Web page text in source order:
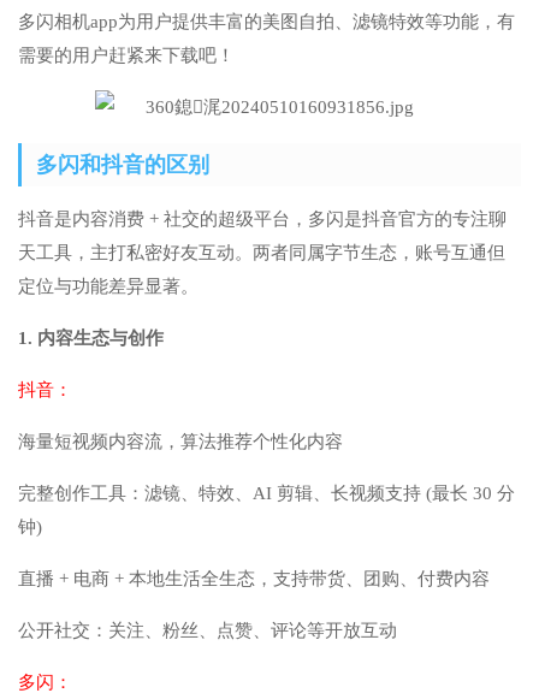
多闪相机app为用户提供丰富的美图自拍、滤镜特效等功能，有
需要的用户赶紧来下载吧！
多闪和抖音的区别
抖音是内容消费 + 社交的超级平台，多闪是抖音官方的专注聊
天工具，主打私密好友互动。两者同属字节生态，账号互通但
定位与功能差异显著。
1. 内容生态与创作
抖音：
海量短视频内容流，算法推荐个性化内容
完整创作工具：滤镜、特效、AI 剪辑、长视频支持 (最长 30 分
钟)
直播 + 电商 + 本地生活全生态，支持带货、团购、付费内容
公开社交：关注、粉丝、点赞、评论等开放互动
多闪：